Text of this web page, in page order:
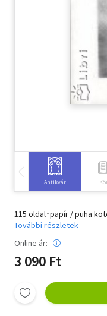
Tankönyv, segédkönyv
Társadalomtudomány
Antikvár
115 oldal･papír / puha
További részletek
Online ár:
3 090 Ft